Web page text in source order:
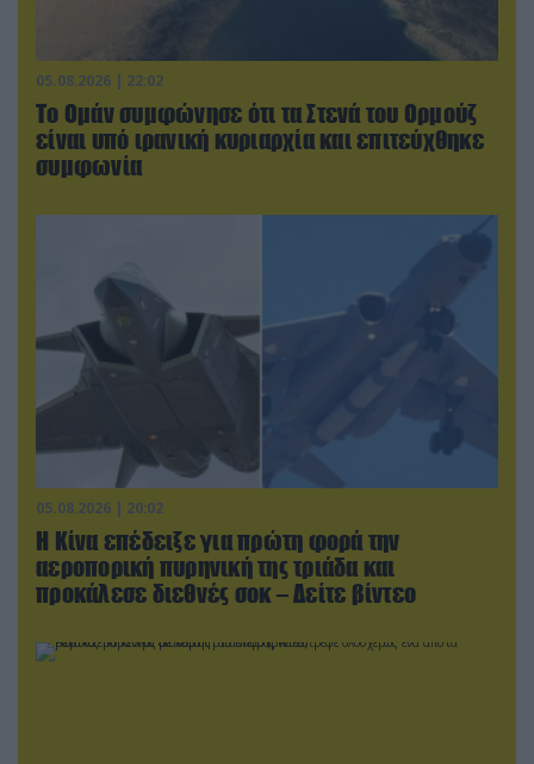
05.08.2026 | 22:02
Το Ομάν συμφώνησε ότι τα Στενά του Ορμούζ
είναι υπό ιρανική κυριαρχία και επιτεύχθηκε
συμφωνία
05.08.2026 | 20:02
Η Κίνα επέδειξε για πρώτη φορά την
αεροπορική πυρηνική της τριάδα και
προκάλεσε διεθνές σοκ – Δείτε βίντεο